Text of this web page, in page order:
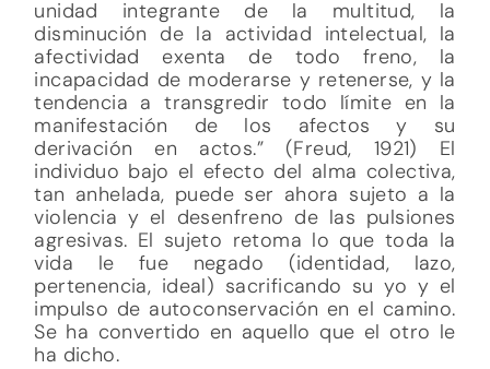
unidad integrante de la multitud, la
disminución de la actividad intelectual, la
afectividad exenta de todo freno, la
incapacidad de moderarse y retenerse, y la
tendencia a transgredir todo límite en la
manifestación de los afectos y su
derivación en actos.” (Freud, 1921) El
individuo bajo el efecto del alma colectiva,
tan anhelada, puede ser ahora sujeto a la
violencia y el desenfreno de las pulsiones
agresivas. El sujeto retoma lo que toda la
vida le fue negado (identidad, lazo,
pertenencia, ideal) sacrificando su yo y el
impulso de autoconservación en el camino.
Se ha convertido en aquello que el otro le
ha dicho.